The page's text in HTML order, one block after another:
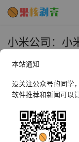
小米公司：小
2024年5月30日 下午
AI摘要
此内容由AI根据文章内
本站通知
没关注公众号的同学
软件推荐和新闻可以